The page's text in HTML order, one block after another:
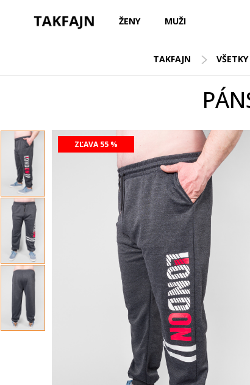
ŽENY MUŽI
TAKFAJN
ZĽAVA 55 %